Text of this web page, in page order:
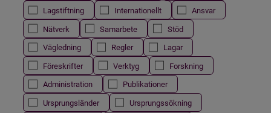
Lagstiftning
Internationellt
Ansvar
Nätverk
Samarbete
Stöd
Vägledning
Regler
Lagar
Föreskrifter
Verktyg
Forskning
Administration
Publikationer
Ursprungsländer
Ursprungssökning